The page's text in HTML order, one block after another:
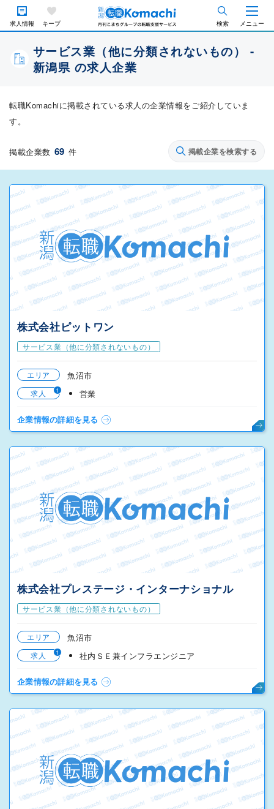
求人情報 キープ 検索 メニュー
サービス業（他に分類されないもの） -
新潟県 の求人企業
転職Komachiに掲載されている求人の企業情報をご紹介していま
す。
掲載企業数 69 件 掲載企業を検索する
株式会社ピットワン
サービス業（他に分類されないもの）
エリア 魚沼市
求人 1 営業
企業情報の詳細を見る
株式会社プレステージ・インターナショナル
サービス業（他に分類されないもの）
エリア 魚沼市
求人 1 社内ＳＥ兼インフラエンジニア
企業情報の詳細を見る